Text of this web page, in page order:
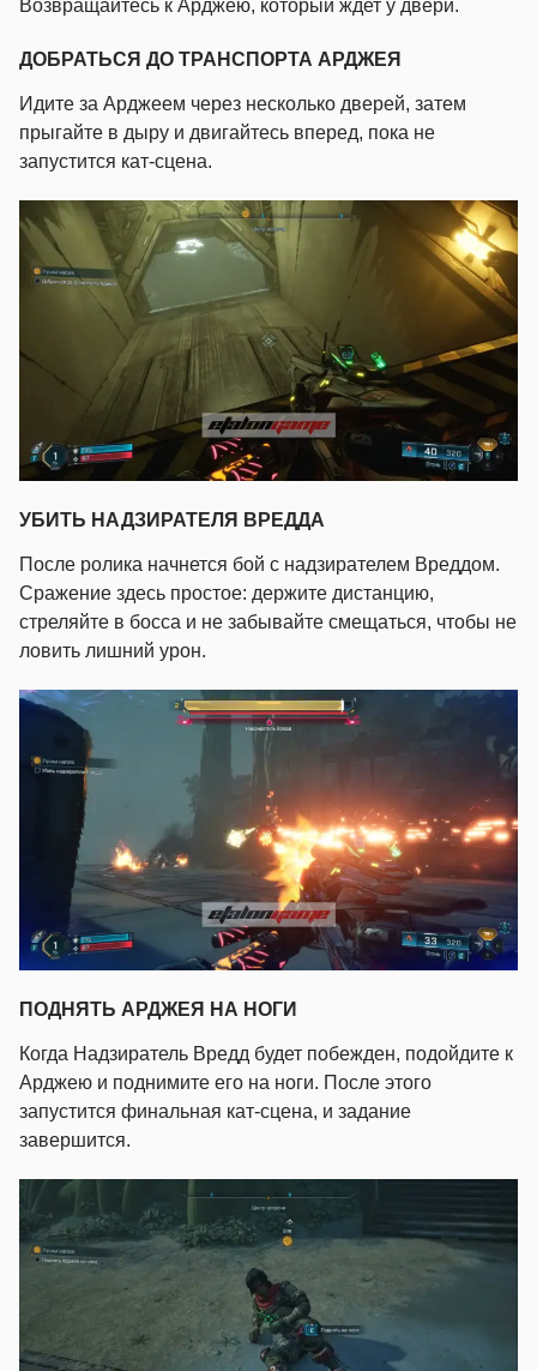
Возвращайтесь к Арджею, который ждет у двери.
ДОБРАТЬСЯ ДО ТРАНСПОРТА АРДЖЕЯ
Идите за Арджеем через несколько дверей, затем
прыгайте в дыру и двигайтесь вперед, пока не
запустится кат-сцена.
УБИТЬ НАДЗИРАТЕЛЯ ВРЕДДА
После ролика начнется бой с надзирателем Вреддом.
Сражение здесь простое: держите дистанцию,
стреляйте в босса и не забывайте смещаться, чтобы не
ловить лишний урон.
ПОДНЯТЬ АРДЖЕЯ НА НОГИ
Когда Надзиратель Вредд будет побежден, подойдите к
Арджею и поднимите его на ноги. После этого
запустится финальная кат-сцена, и задание
завершится.